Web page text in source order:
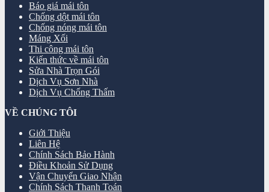
Báo giá mái tôn
Chống dột mái tôn
Chống nóng mái tôn
Máng Xối
Thi công mái tôn
Kiến thức về mái tôn
Sửa Nhà Trọn Gói
Dịch Vụ Sơn Nhà
Dịch Vụ Chống Thấm
VỀ CHÚNG TÔI
Giới Thiệu
Liên Hệ
Chính Sách Bảo Hành
Điều Khoản Sử Dụng
Vận Chuyển Giao Nhận
Chính Sách Thanh Toán